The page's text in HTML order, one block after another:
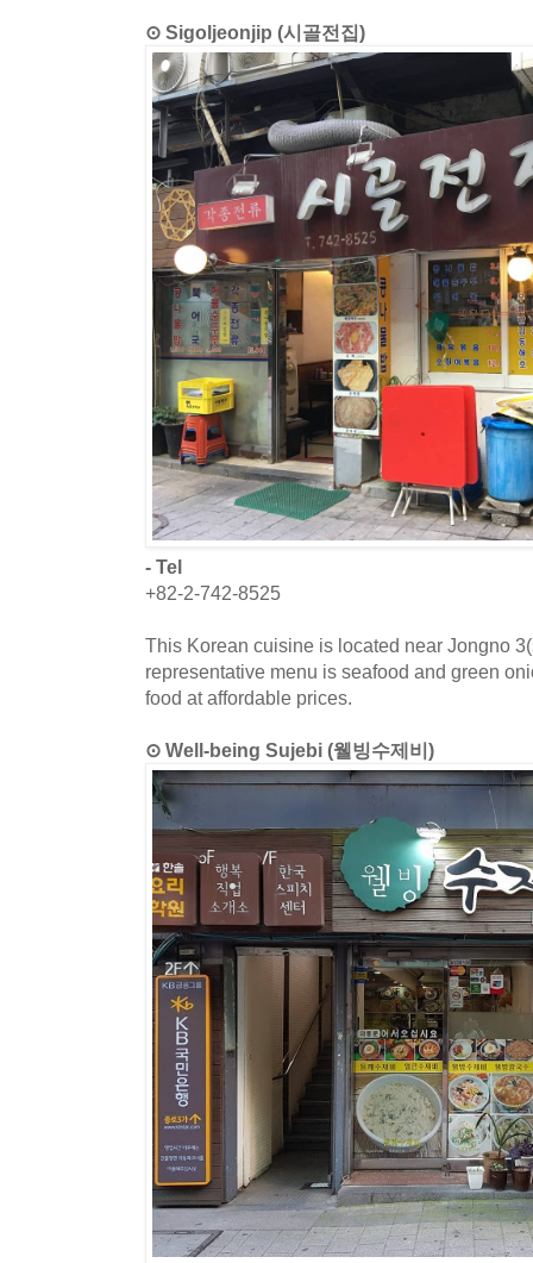
⊙ Sigoljeonjip (시골전집)
- Tel
+82-2-742-8525
This Korean cuisine is located near Jongno
representative menu is seafood and green
food at affordable prices.
⊙ Well-being Sujebi (웰빙수제비)